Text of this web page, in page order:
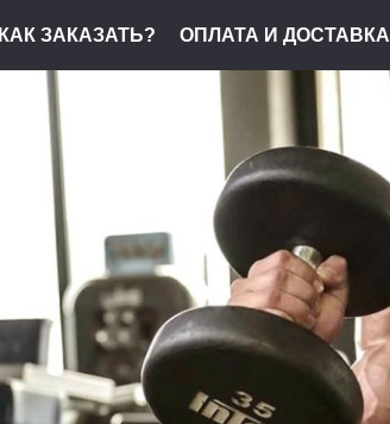
КАК ЗАКАЗАТЬ? ОПЛАТА И ДОСТАВКА